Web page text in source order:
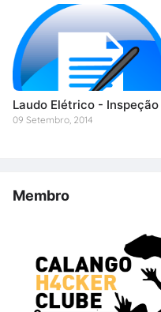
Laudo Elétrico - Inspeção
09 Setembro, 2014
Membro